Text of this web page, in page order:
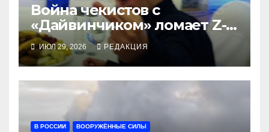
Война чекистов с
«Дайвинчиком» ломает Z-
логистику
ИЮЛ 29, 2026 РЕДАКЦИЯ
В РОССИИ ВООРУЖЁННЫЕ СИЛЫ